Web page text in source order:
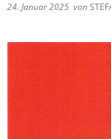
24. Januar 2025 von